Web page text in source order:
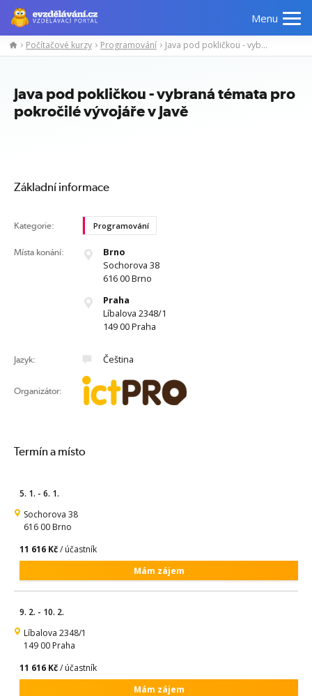
Menu
Manažerské
Odborné
Počítačové
Počítačové kurzy Programování Java pod pokličkou - vybraná témata pro pokročilé vývojáře v Javě
Java pod pokličkou - vybraná témata pro
pokročilé vývojáře v Javě
Základní informace
Kategorie: Programování
Místa konání:
Brno
Sochorova 38
616 00 Brno
Praha
Líbalova 2348/1
149 00 Praha
Jazyk: Čeština
Organizátor:
Termín a místo
5. 1. - 6. 1.
Sochorova 38
616 00 Brno
11 616 Kč/ účastník
Mám zájem
9. 2. - 10. 2.
Líbalova 2348/1
149 00 Praha
11 616 Kč/ účastník
Mám zájem